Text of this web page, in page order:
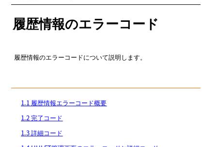
履歴情報のエラーコード
履歴情報のエラーコードについて説明します。
1.1 履歴情報エラーコード概要
1.2 完了コード
1.3 詳細コード